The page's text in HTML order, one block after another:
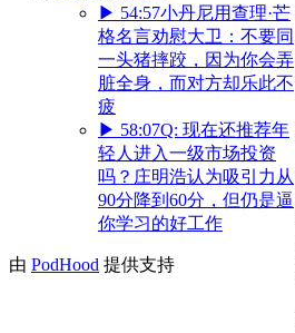
▶ 54:57小丹尼用查理·芒
格名言劝慰大卫：不要同
一头猪摔跤，因为你会弄
脏全身，而对方却乐此不
疲
▶ 58:07Q: 现在还推荐年
轻人进入一级市场投资
吗？庄明浩认为吸引力从
90分降到60分，但仍是逼
你学习的好工作
由 PodHood 提供支持